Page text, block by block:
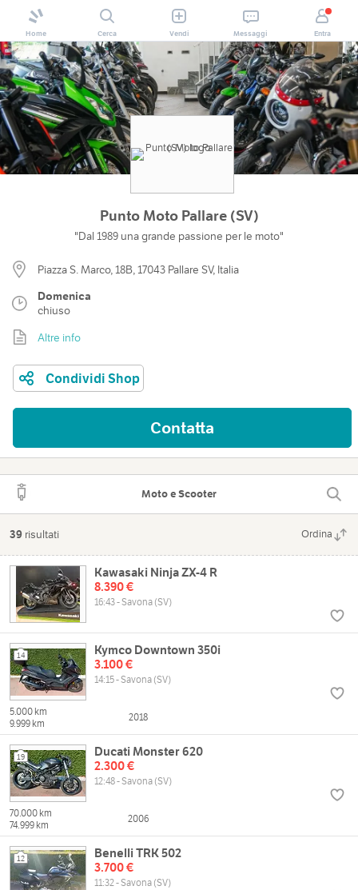
Home Cerca Vendi Messaggi Entra
Punto Moto Pallare (SV)
"Dal 1989 una grande passione per le moto"
Piazza S. Marco, 18B, 17043 Pallare SV, Italia
Domenica
chiuso
Altre info
Condividi Shop
Contatta
Moto e Scooter
39 risultati Ordina
Kawasaki Ninja ZX-4 R
8.390 €
16:43 - Savona (SV)
14
Kymco Downtown 350i
3.100 €
14:15 - Savona (SV)
5.000 km
9.999 km
2018
19
Ducati Monster 620
2.300 €
12:48 - Savona (SV)
70.000 km
74.999 km
2006
12
Benelli TRK 502
3.700 €
11:32 - Savona (SV)